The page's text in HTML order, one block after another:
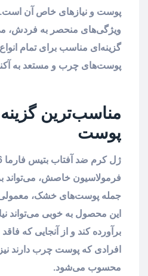
پوست و نیازهای خاص آن است.
ویژگی‌های منحصر به فردش،
گزینه‌ای مناسب برای تمام
پوست‌های چرب و مستعد به
مناسب‌ترین گزینه
پوست
فرمولاسیون خاصش، می‌تواند
جمله پوست‌های خشک،
این محصول به خوبی می‌تواند
برآورده کند و از آنجایی که
افرادی که پوست چرب دارند
محسوب می‌شود.